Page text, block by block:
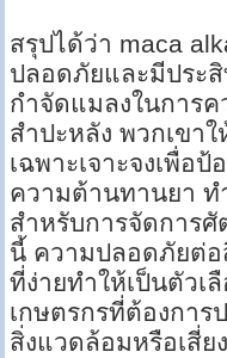
สรุปได้ว่า maca
ปลอดภัยและมีประ
กำจัดแมลงในการ
สำปะหลัง พวกเขา
เฉพาะเจาะจงเพื่อ
ความต้านทานยา ท
สำหรับการจัดการศั
นี้ ความปลอดภัยต่อ
ที่ง่ายทำให้เป็นตัวเ
เกษตรกรที่ต้องการ
สิ่งแวดล้อมหรือเสี่ย